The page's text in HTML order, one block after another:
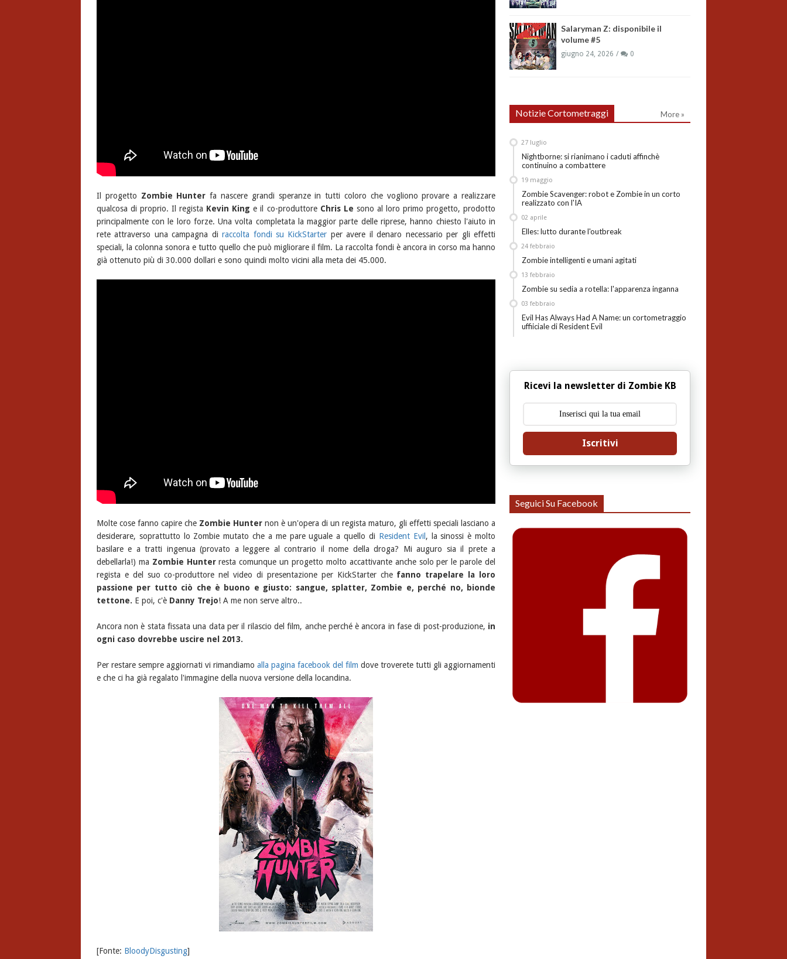
Il progetto Zombie Hunter fa nascere grandi speranze in tutti coloro che vogliono provare a realizzare
qualcosa di proprio. Il regista Kevin King e il co-produttore Chris Le sono al loro primo progetto, prodotto
principalmente con le loro forze. Una volta completata la maggior parte delle riprese, hanno chiesto l'aiuto in
rete attraverso una campagna diraccolta fondi su KickStarter per avere il denaro necessario per gli effetti
speciali, la colonna sonora e tutto quello che può migliorare il film. La raccolta fondi è ancora in corso ma hanno
già ottenuto più di 30.000 dollari e sono quindi molto vicini alla meta dei 45.000.
Molte cose fanno capire che Zombie Hunternon è un'opera di un regista maturo, gli effetti speciali lasciano a
desiderare, soprattutto lo Zombie mutato che a me pare uguale a quello di Resident Evil , la sinossi è molto
basilare e a tratti ingenua (provato a leggere al contrario il nome della droga? Mi auguro sia il prete a
debellarla!) ma Zombie Hunterresta comunque un progetto molto accattivante anche solo per le parole del
regista e del suo co-produttore nel video di presentazione per KickStarter che fanno trapelare la loro
passione per tutto ciò che è buono e giusto: sangue, splatter, Zombie e, perché no, bionde
tettone. E poi, c'è Danny Trejo! A me non serve altro..
Ancora non è stata fissata una data per il rilascio del film, anche perché è ancora in fase di post-produzione, in
ogni caso dovrebbe uscire nel 2013.
Per restare sempre aggiornati vi rimandiamo alla pagina facebook del film dove troverete tutti gli aggiornamenti
e che ci ha già regalato l'immagine della nuova versione della locandina.
[Fonte: BloodyDisgusting]
Salaryman Z: disponibile il
volume #5
giugno 24, 2026 0
Notizie Cortometraggi More »
Nightborne: si rianimano i caduti affinchè
continuino a combattere
27 luglio
Zombie Scavenger: robot e Zombie in un corto
realizzato con l'IA
19 maggio
Elles: lutto durante l'outbreak
02 aprile
Zombie intelligenti e umani agitati
24 febbraio
Zombie su sedia a rotella: l'apparenza inganna
13 febbraio
Evil Has Always Had A Name: un cortometraggio
uffiiciale di Resident Evil
03 febbraio
Ricevi la newsletter di Zombie KB
Iscritivi
Seguici Su Facebook